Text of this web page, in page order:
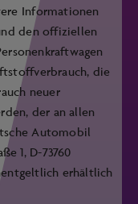
Informationen
den offiziellen
die
neuer
der an allen
Automobil
1, D-73760
erhältlich